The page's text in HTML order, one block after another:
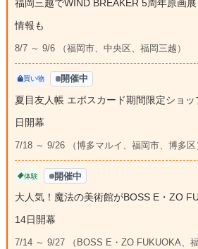
福岡三越でWIND BREAKER 5周年原画
情報も
8/7 ～ 9/6 （福岡市、中央区、福岡三越）
買い物 開催中
夏目友人帳 エポスカード期間限定ショ
日開幕
7/18 ～ 9/26 （博多マルイ、福岡市、博多区
体験 開催中
大人気！魔法の美術館がBOSS E・ZO
14日開幕
7/14 ～ 9/27 （BOSS E・ZO FUKUOKA、福